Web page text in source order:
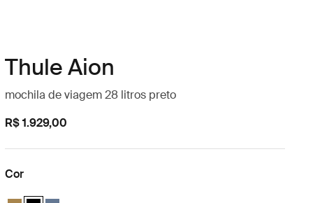
Thule Aion
mochila de viagem 28 litros preto
R$ 1.929,00
Cor
Thule Aion travel backpack 28L Nutria brown
Thule Aion travel backpack 28L Preto (selected)
Thule Aion travel backpack 28L Ardósia escura